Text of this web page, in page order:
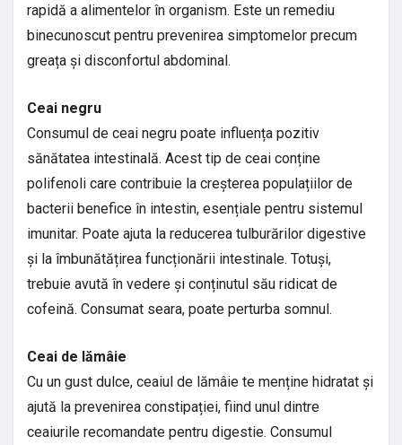
rapidă a alimentelor în organism. Este un remediu
binecunoscut pentru prevenirea simptomelor precum
greața și disconfortul abdominal.
Ceai negru
Consumul de ceai negru poate influența pozitiv
sănătatea intestinală. Acest tip de ceai conține
polifenoli care contribuie la creșterea populațiilor de
bacterii benefice în intestin, esențiale pentru sistemul
imunitar. Poate ajuta la reducerea tulburărilor digestive
și la îmbunătățirea funcționării intestinale. Totuși,
trebuie avută în vedere și conținutul său ridicat de
cofeină. Consumat seara, poate perturba somnul.
Ceai de lămâie
Cu un gust dulce, ceaiul de lămâie te menține hidratat și
ajută la prevenirea constipației, fiind unul dintre
ceaiurile recomandate pentru digestie. Consumul